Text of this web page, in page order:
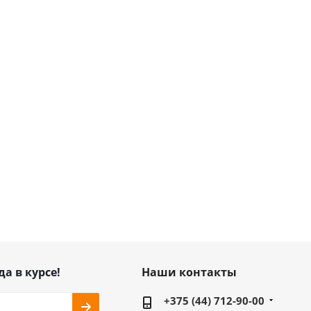
в курсе! Наши контакты
+375 (44) 712-90-00